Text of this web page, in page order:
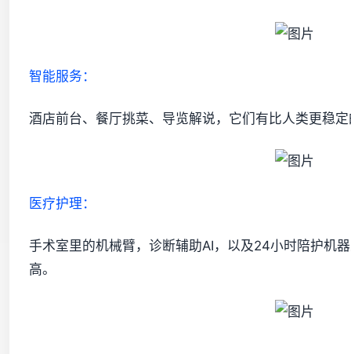
智能服务：
酒店前台、餐厅挑菜、导览解说，它们有比人类更稳
医疗护理：
手术室里的机械臂 ，诊断辅助AI ，以及24小时陪护机
高。